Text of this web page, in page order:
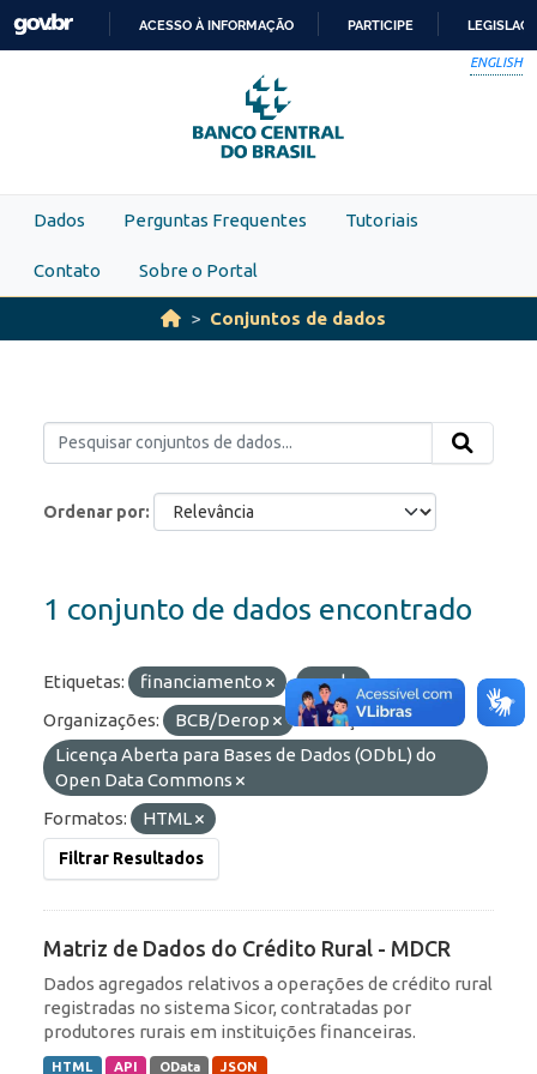
Skip to main content
PARA
O
CONTEÚDO
ACESSO À INFORMAÇÃO PARTICIPE
ENGLISH
Dados Perguntas Frequentes Tutoriais
Contato Sobre o Portal
Conjuntos de dados
Ordenar por
1 conjunto de dados encontrado
Etiquetas: financiamento
rural
Organizações:
BCB/Derop
Licenças:
Licença Aberta para Bases de Dados (ODbL) do
Open Data Commons
Formatos:
HTML
Filtrar Resultados
Matriz de Dados do Crédito Rural - MDCR
Dados agregados relativos a operações de crédito rural
registradas no sistema Sicor, contratadas por
produtores rurais em instituições financeiras.
HTML API OData JSON